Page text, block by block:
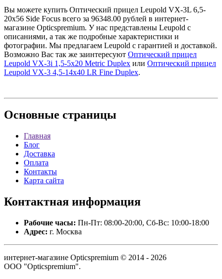
Вы можете купить Оптический прицел Leupold VX-3L 6,5-
20x56 Side Focus всего за 96348.00 рублей в интернет-
магазине Opticspremium. У нас представлены Leupold с
описаниями, а так же подробные характеристики и
фотографии. Мы предлагаем Leupold с гарантией и доставкой.
Возможно Вас так же заинтересуют Оптический прицел
Leupold VX-3i 1,5-5x20 Metric Duplex или Оптический прицел
Leupold VX-3 4,5-14x40 LR Fine Duplex.
Основные страницы
Главная
Блог
Доставка
Оплата
Контакты
Карта сайта
Контактная информация
Рабочие часы: Пн-Пт: 08:00-20:00, Сб-Вс: 10:00-18:00
Адрес: г. Москва
интернет-магазине Opticspremium © 2014 - 2026
ООО "Opticspremium".